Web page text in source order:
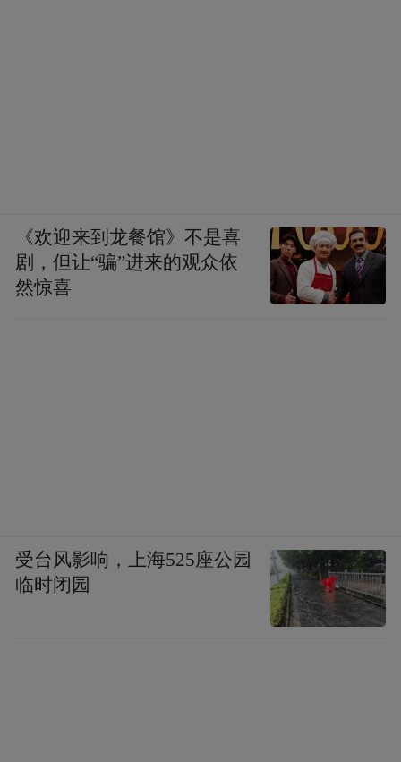
《欢迎来到龙餐馆》不是喜
剧，但让“骗”进来的观众依
然惊喜
受台风影响，上海525座公园
临时闭园